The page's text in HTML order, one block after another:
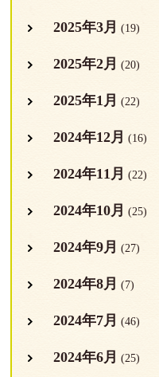
2025年3月 (19)
2025年2月 (20)
2025年1月 (22)
2024年12月 (16)
2024年11月 (22)
2024年10月 (25)
2024年9月 (27)
2024年8月 (7)
2024年7月 (46)
2024年6月 (25)